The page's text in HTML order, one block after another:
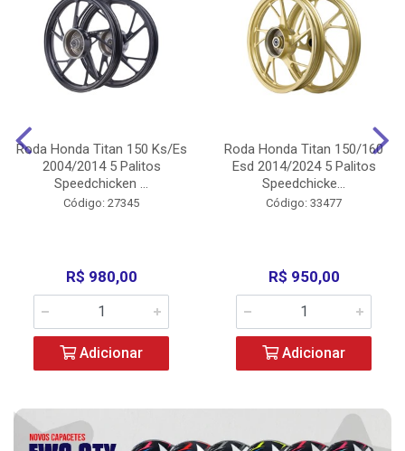
Roda Honda Titan 150 Ks/Es
2004/2014 5 Palitos
Speedchicken ...
Código: 27345
R$ 980,00
Adicionar
Roda Honda Titan 150/160
Esd 2014/2024 5 Palitos
Speedchicke...
Código: 33477
R$ 950,00
Adicionar